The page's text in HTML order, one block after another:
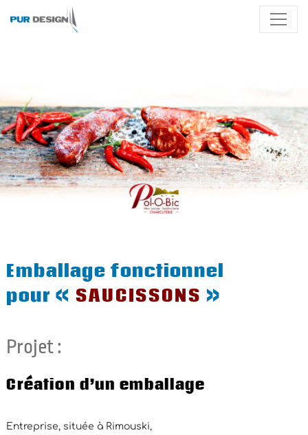
Emballage fonctionnel
pour « SAUCISSONS »
Projet :
Création d’un emballage
Entreprise, située à Rimouski,